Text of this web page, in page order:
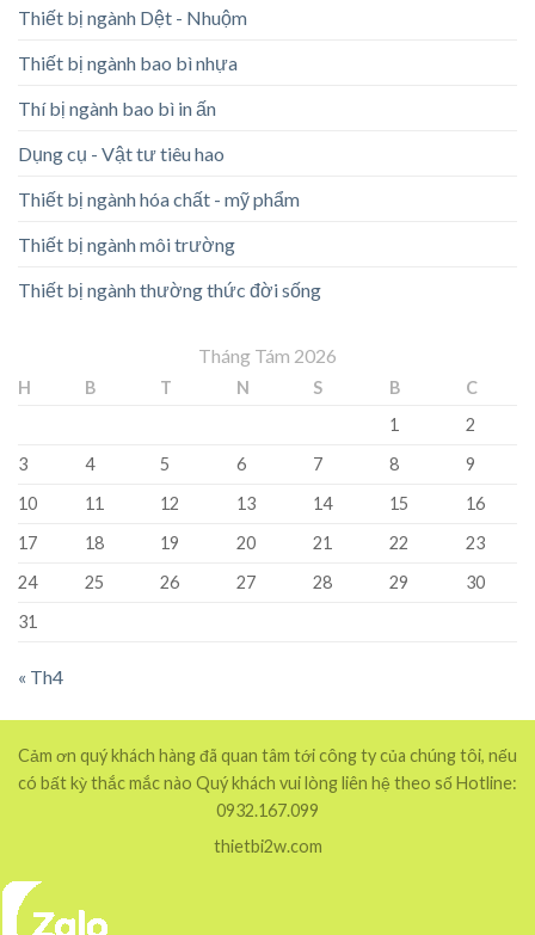
Thiết bị ngành Dệt - Nhuộm
Thiết bị ngành bao bì nhựa
Thí bị ngành bao bì in ấn
Dụng cụ - Vật tư tiêu hao
Thiết bị ngành hóa chất - mỹ phẩm
Thiết bị ngành môi trường
Thiết bị ngành thường thức đời sống
Tháng Tám 2026
H B T N S B
C
1
2
3
4 5 6 7 8
9
10
11 12 13 14 15
16
17
18 19 20 21 22
23
24
25 26 27 28 29
30
31
« Th4
Cảm ơn quý khách hàng đã quan tâm tới công ty của chúng tôi, nếu
có bất kỳ thắc mắc nào Quý khách vui lòng liên hệ theo số Hotline:
0932.167.099
thietbi2w.com